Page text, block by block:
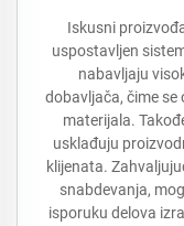
Iskusni
uspostavljen
nabavljaju
dobavljača, čime
materijala.
usklađuju
klijenata.
snabdevanja,
isporuku delova